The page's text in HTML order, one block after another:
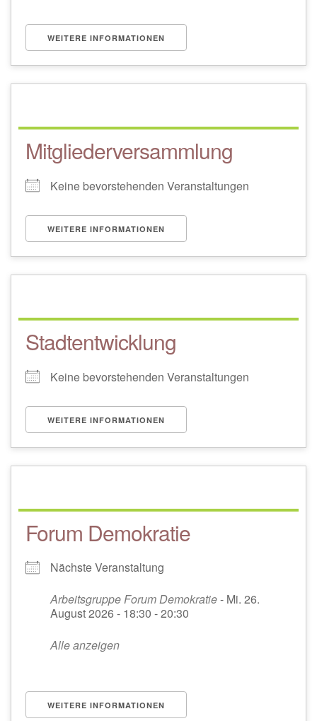
WEITERE INFORMATIONEN
Mitgliederversammlung
Keine bevorstehenden Veranstaltungen
WEITERE INFORMATIONEN
Stadtentwicklung
Keine bevorstehenden Veranstaltungen
WEITERE INFORMATIONEN
Forum Demokratie
Nächste Veranstaltung
Arbeitsgruppe Forum Demokratie- Mi. 26.
August 2026 - 18:30 - 20:30
Alle anzeigen
WEITERE INFORMATIONEN